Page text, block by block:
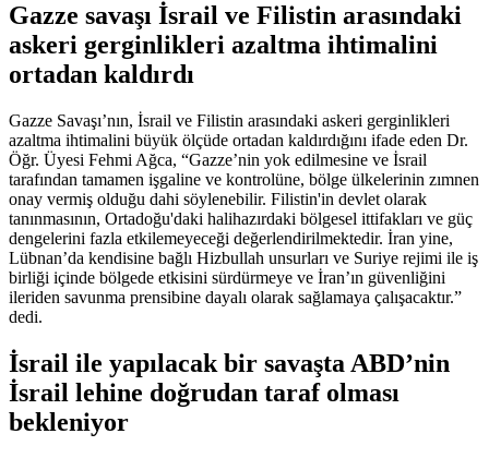
Gazze savaşı İsrail ve Filistin arasındaki
askeri gerginlikleri azaltma ihtimalini
ortadan kaldırdı
Gazze Savaşı’nın, İsrail ve Filistin arasındaki askeri gerginlikleri
azaltma ihtimalini büyük ölçüde ortadan kaldırdığını ifade eden Dr.
Öğr. Üyesi Fehmi Ağca, “Gazze’nin yok edilmesine ve İsrail
tarafından tamamen işgaline ve kontrolüne, bölge ülkelerinin zımnen
onay vermiş olduğu dahi söylenebilir. Filistin'in devlet olarak
tanınmasının, Ortadoğu'daki halihazırdaki bölgesel ittifakları ve güç
dengelerini fazla etkilemeyeceği değerlendirilmektedir. İran yine,
Lübnan’da kendisine bağlı Hizbullah unsurları ve Suriye rejimi ile iş
birliği içinde bölgede etkisini sürdürmeye ve İran’ın güvenliğini
ileriden savunma prensibine dayalı olarak sağlamaya çalışacaktır.”
dedi.
İsrail ile yapılacak bir savaşta ABD’nin
İsrail lehine doğrudan taraf olması
bekleniyor